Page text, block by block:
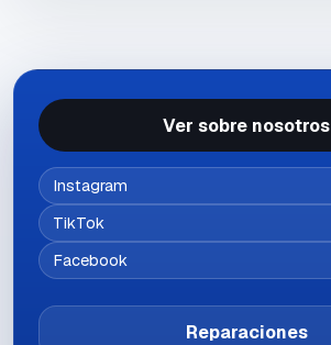
Ver sobre nosotros
Instagram
TikTok
Facebook
Reparaciones